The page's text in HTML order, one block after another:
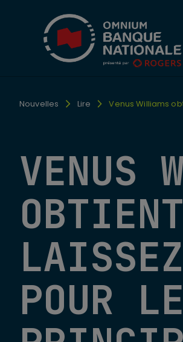
Nouvelles Lire Venus Williams
VENUS
POUR